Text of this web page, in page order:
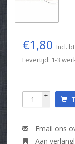
€1,80 Incl.
Levertijd: 1-3
+
-
Email ons
Aan